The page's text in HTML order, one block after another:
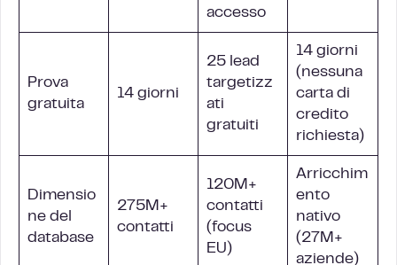
accesso
Prova
gratuita
14 giorni
25 lead
targetizz
ati
gratuiti
14 giorni
(nessuna
carta di
credito
richiesta)
Dimensio
ne del
database
275M+
contatti
120M+
contatti
(focus
EU)
Arricchim
ento
nativo
(27M+
aziende)